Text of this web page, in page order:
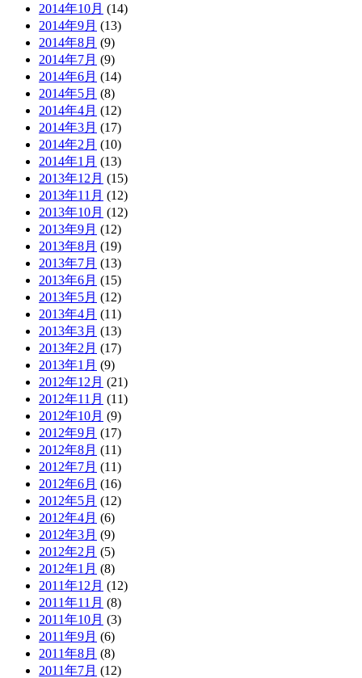
2014年10月 (14)
2014年9月 (13)
2014年8月 (9)
2014年7月 (9)
2014年6月 (14)
2014年5月 (8)
2014年4月 (12)
2014年3月 (17)
2014年2月 (10)
2014年1月 (13)
2013年12月 (15)
2013年11月 (12)
2013年10月 (12)
2013年9月 (12)
2013年8月 (19)
2013年7月 (13)
2013年6月 (15)
2013年5月 (12)
2013年4月 (11)
2013年3月 (13)
2013年2月 (17)
2013年1月 (9)
2012年12月 (21)
2012年11月 (11)
2012年10月 (9)
2012年9月 (17)
2012年8月 (11)
2012年7月 (11)
2012年6月 (16)
2012年5月 (12)
2012年4月 (6)
2012年3月 (9)
2012年2月 (5)
2012年1月 (8)
2011年12月 (12)
2011年11月 (8)
2011年10月 (3)
2011年9月 (6)
2011年8月 (8)
2011年7月 (12)